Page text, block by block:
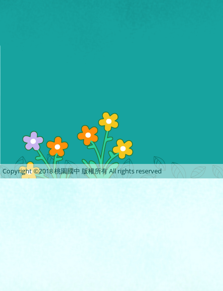
Copyright ©2018 桃園國中 版權所有 All rights reserved